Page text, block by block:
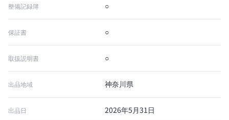
整備記録簿 ○
保証書 ○
取扱説明書 ○
出品地域 神奈川県
出品日 2026年5月31日